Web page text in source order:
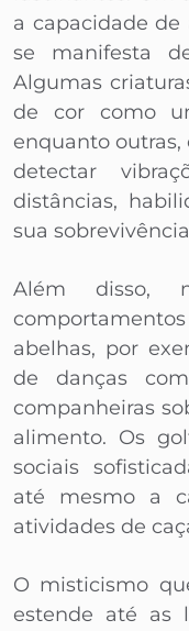
a capacidade de
se manifesta
Algumas
de cor como
enquanto
detectar
distâncias,
sua
Além disso,
abelhas, por
de danças
companheiras
alimento. Os
sociais
até mesmo a
atividades de
O misticismo
estende até as